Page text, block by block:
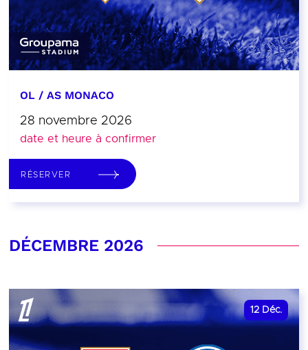
OL / AS MONACO
28 novembre 2026
date et heure à confirmer
RÉSERVER
DÉCEMBRE 2026
12 Déc.